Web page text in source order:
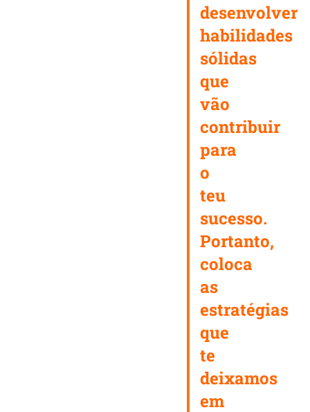
desenvolver
habilidades
sólidas
que
vão
contribuir
para
o
teu
sucesso.
Portanto,
coloca
as
estratégias
que
te
deixamos
em